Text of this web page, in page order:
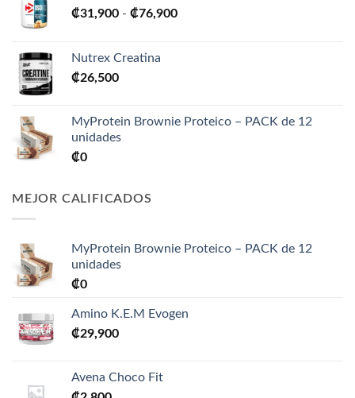
₡31,900 - ₡76,900Rango
Nutrex Creatina
₡26,500
MyProtein Brownie Proteico – PACK de 12
unidades
₡0
MEJOR CALIFICADOS
MyProtein Brownie Proteico – PACK de 12
unidades
₡0
Amino K.E.M Evogen
₡29,900
Avena Choco Fit